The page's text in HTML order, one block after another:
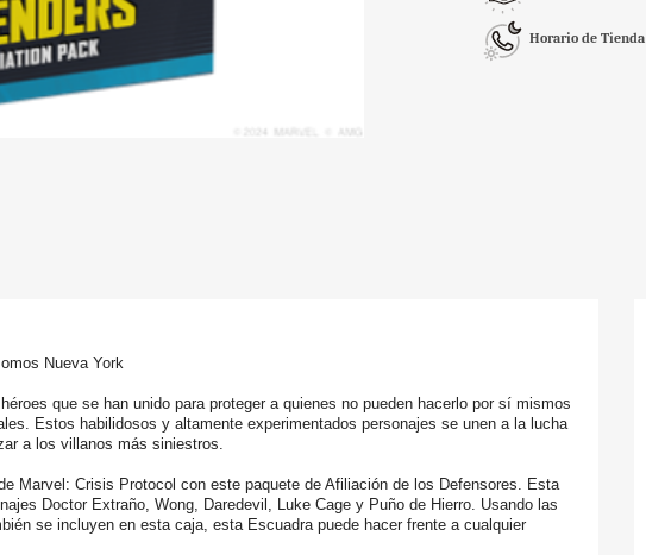
Horario de Tienda
Nueva York
que se han unido para proteger a quienes no pueden hacerlo por sí mismos
Estos habilidosos y altamente experimentados personajes se unen a la lucha
a los villanos más siniestros.
Marvel: Crisis Protocol con este paquete de Afiliación de los Defensores. Esta
Doctor Extraño, Wong, Daredevil, Luke Cage y Puño de Hierro. Usando las
se incluyen en esta caja, esta Escuadra puede hacer frente a cualquier